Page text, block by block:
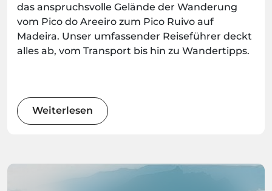
das anspruchsvolle Gelände der Wanderung
vom Pico do Areeiro zum Pico Ruivo auf
Madeira. Unser umfassender Reiseführer deckt
alles ab, vom Transport bis hin zu Wandertipps.
Weiterlesen